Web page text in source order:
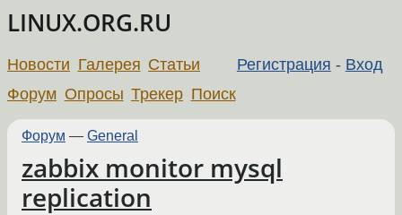
LINUX.ORG.RU
Регистрация - Вход
Новости Галерея Статьи
Форум Опросы Трекер Поиск
Форум — General
zabbix monitor mysql
replication